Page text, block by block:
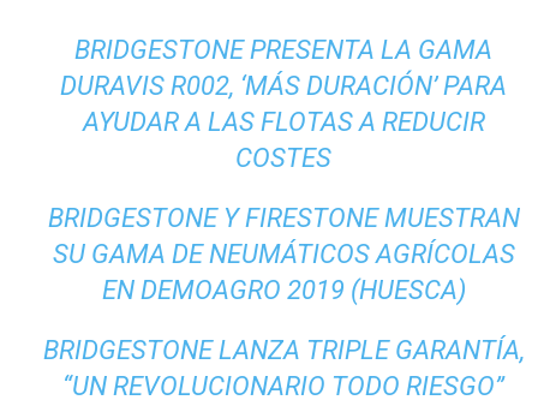
BRIDGESTONE PRESENTA LA GAMA
DURAVIS R002, ‘MÁS DURACIÓN’ PARA
AYUDAR A LAS FLOTAS A REDUCIR
COSTES
BRIDGESTONE Y FIRESTONE MUESTRAN
SU GAMA DE NEUMÁTICOS AGRÍCOLAS
EN DEMOAGRO 2019 (HUESCA)
BRIDGESTONE LANZA TRIPLE GARANTÍA,
“UN REVOLUCIONARIO TODO RIESGO”